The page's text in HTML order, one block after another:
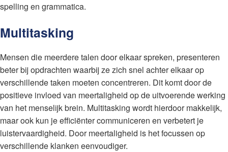
spelling en grammatica.
Multitasking
Mensen die meerdere talen door elkaar spreken, presenteren
beter bij opdrachten waarbij ze zich snel achter elkaar op
verschillende taken moeten concentreren. Dit komt door de
positieve invloed van meertaligheid op de uitvoerende werking
van het menselijk brein. Multitasking wordt hierdoor makkelijk,
maar ook kun je efficiënter communiceren en verbetert je
luistervaardigheid. Door meertaligheid is het focussen op
verschillende klanken eenvoudiger.